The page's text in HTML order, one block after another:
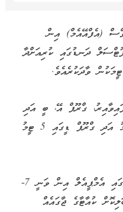
(އެފްއޭއެމް) އިން
ދަނޑުގައި ކުރިއަށްދާ
ގްރޫޕް އޭ، ބީ އަދި
ސީ އިން ކޮންމެ ގްރޫޕެއްގައި 4 ޓީމު އަދި ގްރޫޕް ޑީގައި 5 ޓީމު
ރޭ ކުޅުނު ގްރޫޕް އޭގެ ފޯރިގަދަ މެޗުގައި އެމްޕީއެލް އިން ވަނީ 7-
ކުއާޓާގެ ޖާގައެއް